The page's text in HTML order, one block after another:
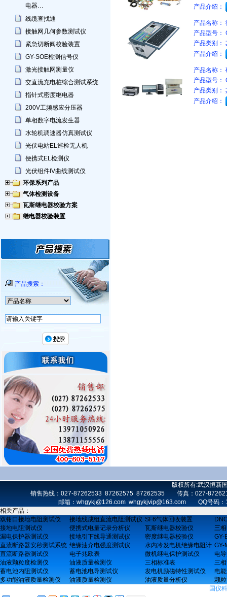
电器…
线缆查找通
接触网几何参数测试仪
紧急切断阀校验装置
GY-SOE检测信号仪
激光接触网测量仪
交直流充电桩综合测试系统
指针式密度继电器
200V工频感应分压器
单相数字电流发生器
水轮机调速器仿真测试仪
光伏电站EL巡检无人机
便携式EL检测仪
光伏组件IV曲线测试仪
环保系列产品
气体检测设备
瓦斯继电器校验方案
继电器校验装置
产品搜索：
产品介绍：
产品名称：
产品型号：
产品类别：
产品介绍：
产品名称：
产品型号：
产品类别：
产品介绍：
版权所有:武汉恒新
销售热线：027-87262533 87262575 87262535 传真：027-
邮箱：whgykj@126.com whgykjvip@163.com QQ号码
相关产品：
双钳口接地电阻测试仪
接地线成组直流电阻测试仪 SF6气体回收装置
接地电阻测试仪
便携式电量记录分析仪 瓦斯继电器校验仪
三
漏电保护器测试仪
接地引下线导通测试仪 密度继电器校验仪
GY-
直流断路器安秒测试系统 绝缘油介电强度测试仪 水内冷发电机绝缘电阻计 GY-
直流断路器测试仪
电子兆欧表 微机继电保护测试仪
电
油液颗粒度检测仪
油液质量检测仪 三相标准表
三
蓄电池内阻测试仪
蓄电池电导测试仪 发电机励磁特性测试仪
电
多功能油液质量检测仪
油液质量检测仪 油液质量分析仪
颗
国仪